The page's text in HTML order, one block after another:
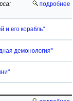
подробнее
и его корабль"
демонология"